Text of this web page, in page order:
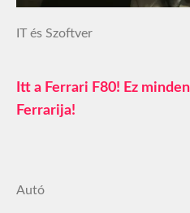
IT és Szoftver
Itt a Ferrari F80! Ez
Ferrarija!
Autó